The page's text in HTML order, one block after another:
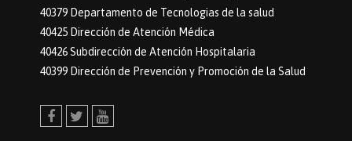
40379 Departamento de Tecnologias de la salud
40425 Dirección de Atención Médica
40426 Subdirección de Atención Hospitalaria
40399 Dirección de Prevención y Promoción de la Salud